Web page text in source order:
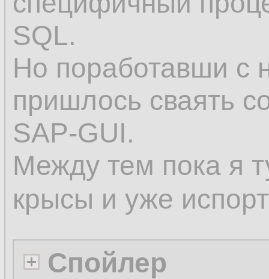
SQL.
Но поработавши с
пришлось сваять
SAP-GUI.
Между тем пока я
крысы и уже
Спойлер